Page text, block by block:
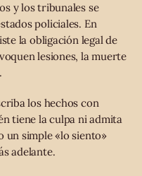
y los tribunales se
policiales. En
la obligación legal de
lesiones, la muerte
los hechos con
tiene la culpa ni admita
un simple «lo siento»
adelante.